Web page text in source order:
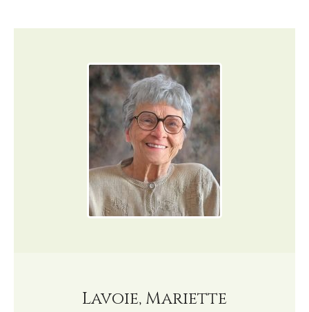
Lavoie, Mariette